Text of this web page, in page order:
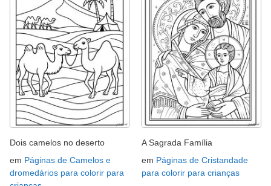
Dois camelos no deserto
em Páginas de Camelos e
dromedários para colorir para
A Sagrada Família
em Páginas de Cristandade
para colorir para crianças